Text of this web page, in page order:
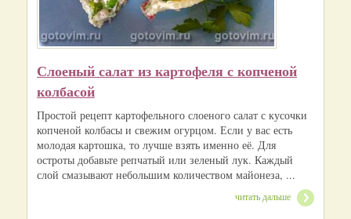
Слоеный салат из картофеля с копченой
колбасой
Простой рецепт картофельного слоеного салат с кусочки
копченой колбасы и свежим огурцом. Если у вас есть
молодая картошка, то лучше взять именно её. Для
остроты добавьте репчатый или зеленый лук. Каждый
слой смазывают небольшим количеством майонеза, ...
читать дальше